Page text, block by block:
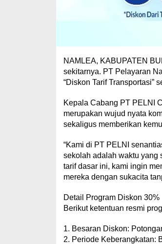
NAMLEA, KABUPATEN
sekitarnya. PT Pelayaran
“Diskon Tarif Transportasi”
Kepala Cabang PT PELNI
merupakan wujud nyata
sekaligus memberikan
“Kami di PT PELNI
sekolah adalah waktu yang
tarif dasar ini, kami ingin
mereka dengan sukacita
Detail Program Diskon 30%
Berikut ketentuan resmi
1. Besaran Diskon:
2. Periode Keberangkatan: